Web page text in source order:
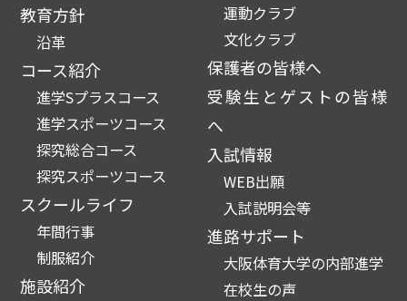
教育方針
沿革
コース紹介
進学Sプラスコース
進学スポーツコース
探究総合コース
探究スポーツコース
スクールライフ
年間行事
制服紹介
施設紹介
運動クラブ
文化クラブ
保護者の皆様へ
受験生とゲストの皆様
へ
入試情報
WEB出願
入試説明会等
進路サポート
大阪体育大学の内部進学
在校生の声